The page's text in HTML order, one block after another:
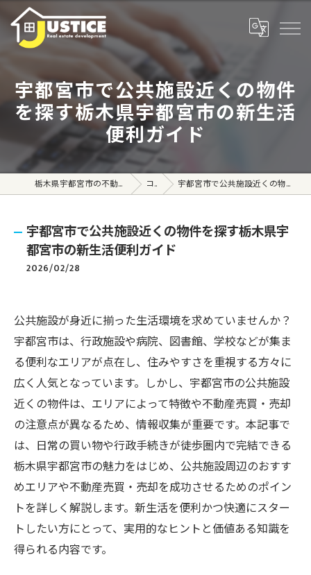
宇都宮市で公共施設近くの物件
を探す栃木県宇都宮市の新生活
便利ガイド
栃木県宇都宮市の不動産売買なら株式会社ジャスティス コラム 宇都宮市で公共施設近くの物件を探す栃木県宇都宮市の新生活便利ガイド
宇都宮市で公共施設近くの物件を探す栃木県宇
都宮市の新生活便利ガイド
2026/02/28
公共施設が身近に揃った生活環境を求めていませんか？
宇都宮市は、行政施設や病院、図書館、学校などが集ま
る便利なエリアが点在し、住みやすさを重視する方々に
広く人気となっています。しかし、宇都宮市の公共施設
近くの物件は、エリアによって特徴や不動産売買・売却
の注意点が異なるため、情報収集が重要です。本記事で
は、日常の買い物や行政手続きが徒歩圏内で完結できる
栃木県宇都宮市の魅力をはじめ、公共施設周辺のおすす
めエリアや不動産売買・売却を成功させるためのポイン
トを詳しく解説します。新生活を便利かつ快適にスター
トしたい方にとって、実用的なヒントと価値ある知識を
得られる内容です。